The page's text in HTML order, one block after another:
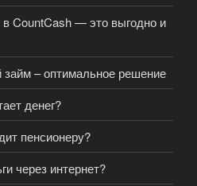
CountCash — это выгодно и
– оптимальное решение
денег?
пенсионеру?
через интернет?